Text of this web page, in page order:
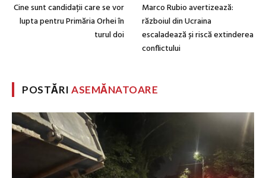
Cine sunt candidații care se vor
lupta pentru Primăria Orhei în
turul doi
Marco Rubio avertizează:
războiul din Ucraina
escaladează și riscă extinderea
conflictului
POSTĂRIASEMĂNATOARE